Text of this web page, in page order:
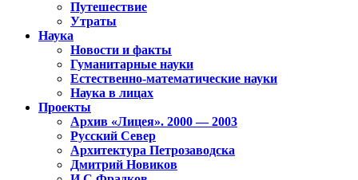
Путешествие
Утраты
Наука
Новости и факты
Гуманитарные науки
Естественно-математические науки
Наука в лицах
Проекты
Архив «Лицея». 2000 — 2003
Русский Север
Архитектура Петрозаводска
Дмитрий Новиков